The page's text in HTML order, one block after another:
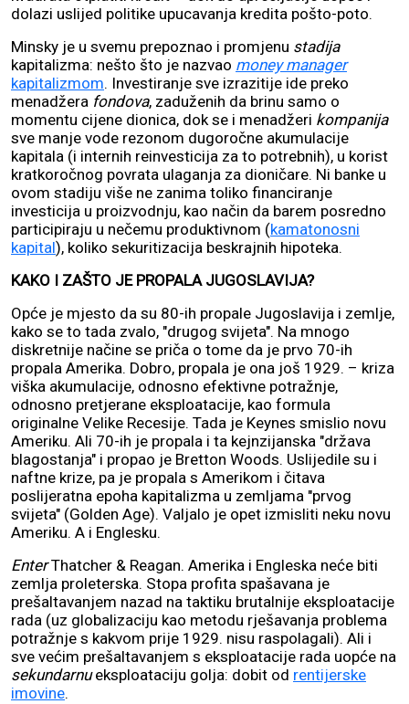
dolazi uslijed politike upucavanja kredita pošto-poto.
Minsky je u svemu prepoznao i promjenu stadija
kapitalizma: nešto što je nazvao money manager
kapitalizmom. Investiranje sve izrazitije ide preko
menadžera fondova, zaduženih da brinu samo o
momentu cijene dionica, dok se i menadžeri kompanija
sve manje vode rezonom dugoročne akumulacije
kapitala (i internih reinvesticija za to potrebnih), u korist
kratkoročnog povrata ulaganja za dioničare. Ni banke u
ovom stadiju više ne zanima toliko financiranje
investicija u proizvodnju, kao način da barem posredno
participiraju u nečemu produktivnom (kamatonosni
kapital), koliko sekuritizacija beskrajnih hipoteka.
KAKO I ZAŠTO JE PROPALA JUGOSLAVIJA?
Opće je mjesto da su 80-ih propale Jugoslavija i zemlje,
kako se to tada zvalo, "drugog svijeta". Na mnogo
diskretnije načine se priča o tome da je prvo 70-ih
propala Amerika. Dobro, propala je ona još 1929. – kriza
viška akumulacije, odnosno efektivne potražnje,
odnosno pretjerane eksploatacije, kao formula
originalne Velike Recesije. Tada je Keynes smislio novu
Ameriku. Ali 70-ih je propala i ta kejnzijanska "država
blagostanja" i propao je Bretton Woods. Uslijedile su i
naftne krize, pa je propala s Amerikom i čitava
poslijeratna epoha kapitalizma u zemljama "prvog
svijeta" (Golden Age). Valjalo je opet izmisliti neku novu
Ameriku. A i Englesku.
EnterThatcher & Reagan. Amerika i Engleska neće biti
zemlja proleterska. Stopa profita spašavana je
prešaltavanjem nazad na taktiku brutalnije eksploatacije
rada (uz globalizaciju kao metodu rješavanja problema
potražnje s kakvom prije 1929. nisu raspolagali). Ali i
sve većim prešaltavanjem s eksploatacije rada uopće na
sekundarnueksploataciju golja: dobit od rentijerske
imovine.